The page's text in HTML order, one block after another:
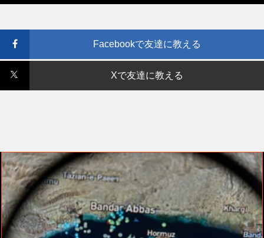
Facebookで友達に教える
Xで友達に教える